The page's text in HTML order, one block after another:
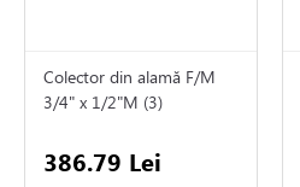
Colector din alamă F/M
3/4" х 1/2"M (3)
386.79 Lei